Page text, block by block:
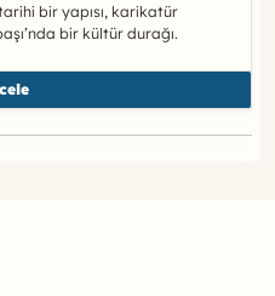
bir yapısı, karikatür
bir kültür durağı.